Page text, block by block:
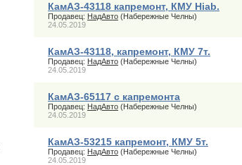
КамАЗ-43118 капремонт, КМУ Hiab.
Продавец: НадАвто (Набережные Челны)
24.05.2019
КамАЗ-43118, капремонт, КМУ 7т.
Продавец: НадАвто (Набережные Челны)
24.05.2019
КамАЗ-65117 с капремонта
Продавец: НадАвто (Набережные Челны)
24.05.2019
КамАЗ-53215 капремонт, КМУ 5т.
Продавец: НадАвто (Набережные Челны)
24.05.2019